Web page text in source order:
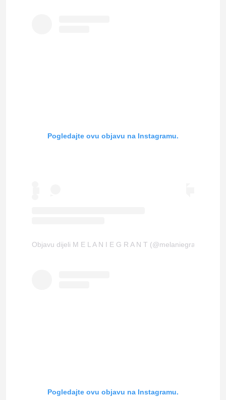
Pogledajte ovu objavu na Instagramu.
Objavu dijeli M E L A N I E G R A N T (@melaniegrantskin)
Pogledajte ovu objavu na Instagramu.